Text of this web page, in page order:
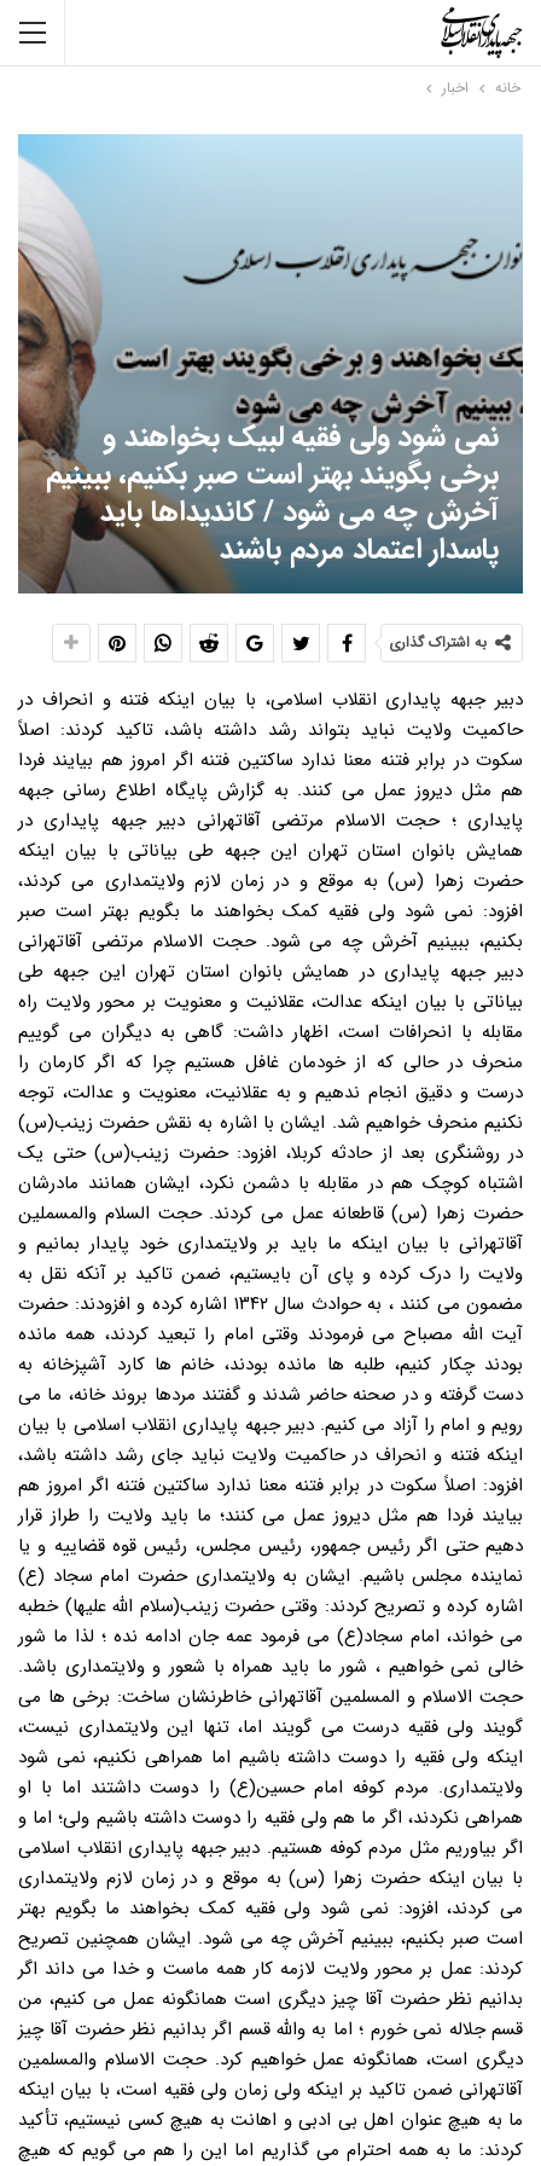
خانه اخبار
نمی شود ولی فقیه لبیک بخواهند و
برخی بگویند بهتر است صبر بکنیم، ببینیم
آخرش چه می شود / کاندیداها باید
پاسدار اعتماد مردم باشند
به اشتراک گذاری
دبیر جبهه پایداری انقلاب اسلامی، با بیان اینکه فتنه و انحراف در
حاکمیت ولایت نباید بتواند رشد داشته باشد، تاکید کردند: اصلاً
سکوت در برابر فتنه معنا ندارد ساکتین فتنه اگر امروز هم بیایند فردا
هم مثل دیروز عمل می کنند. به گزارش پایگاه اطلاع رسانی جبهه
پایداری ؛ حجت الاسلام مرتضی آقاتهرانی دبیر جبهه پایداری در
همایش بانوان استان تهران این جبهه طی بیاناتی با بیان اینکه
حضرت زهرا (س) به موقع و در زمان لازم ولایتمداری می کردند،
افزود: نمی شود ولی فقیه کمک بخواهند ما بگویم بهتر است صبر
بکنیم، ببینیم آخرش چه می شود. حجت الاسلام مرتضی آقاتهرانی
دبیر جبهه پایداری در همایش بانوان استان تهران این جبهه طی
بیاناتی با بیان اینکه عدالت، عقلانیت و معنویت بر محور ولایت راه
مقابله با انحرافات است، اظهار داشت: گاهی به دیگران می گوییم
منحرف در حالی که از خودمان غافل هستیم چرا که اگر کارمان را
درست و دقیق انجام ندهیم و به عقلانیت، معنویت و عدالت، توجه
نکنیم منحرف خواهیم شد. ایشان با اشاره به نقش حضرت زینب(س)
در روشنگری بعد از حادثه کربلا، افزود: حضرت زینب(س) حتی یک
اشتباه کوچک هم در مقابله با دشمن نکرد، ایشان همانند مادرشان
حضرت زهرا (س) قاطعانه عمل می کردند. حجت السلام والمسملین
آقاتهرانی با بیان اینکه ما باید بر ولایتمداری خود پایدار بمانیم و
ولایت را درک کرده و پای آن بایستیم، ضمن تاکید بر آنکه نقل به
مضمون می کنند ، به حوادث سال ۱۳۴۲ اشاره کرده و افزودند: حضرت
آیت الله مصباح می فرمودند وقتی امام را تبعید کردند، همه مانده
بودند چکار کنیم، طلبه ها مانده بودند، خانم ها کارد آشپزخانه به
دست گرفته و در صحنه حاضر شدند و گفتند مردها بروند خانه، ما می
رویم و امام را آزاد می کنیم. دبیر جبهه پایداری انقلاب اسلامی با بیان
اینکه فتنه و انحراف در حاکمیت ولایت نباید جای رشد داشته باشد،
افزود: اصلاً سکوت در برابر فتنه معنا ندارد ساکتین فتنه اگر امروز هم
بیایند فردا هم مثل دیروز عمل می کنند؛ ما باید ولایت را طراز قرار
دهیم حتی اگر رئیس جمهور، رئیس مجلس، رئیس قوه قضاییه و یا
نماینده مجلس باشیم. ایشان به ولایتمداری حضرت امام سجاد (ع)
اشاره کرده و تصریح کردند: وقتی حضرت زینب(سلام الله علیها) خطبه
می خواند، امام سجاد(ع) می فرمود عمه جان ادامه نده ؛ لذا ما شور
خالی نمی خواهیم ، شور ما باید همراه با شعور و ولایتمداری باشد.
حجت الاسلام و المسلمین آقاتهرانی خاطرنشان ساخت: برخی ها می
گویند ولی فقیه درست می گویند اما، تنها این ولایتمداری نیست،
اینکه ولی فقیه را دوست داشته باشیم اما همراهی نکنیم، نمی شود
ولایتمداری. مردم کوفه امام حسین(ع) را دوست داشتند اما با او
همراهی نکردند، اگر ما هم ولی فقیه را دوست داشته باشیم ولی؛ اما و
اگر بیاوریم مثل مردم کوفه هستیم. دبیر جبهه پایداری انقلاب اسلامی
با بیان اینکه حضرت زهرا (س) به موقع و در زمان لازم ولایتمداری
می کردند، افزود: نمی شود ولی فقیه کمک بخواهند ما بگویم بهتر
است صبر بکنیم، ببینیم آخرش چه می شود. ایشان همچنین تصریح
کردند: عمل بر محور ولایت لازمه کار همه ماست و خدا می داند اگر
بدانیم نظر حضرت آقا چیز دیگری است همانگونه عمل می کنیم، من
قسم جلاله نمی خورم ؛ اما به والله قسم اگر بدانیم نظر حضرت آقا چیز
دیگری است، همانگونه عمل خواهیم کرد. حجت الاسلام والمسلمین
آقاتهرانی ضمن تاکید بر اینکه ولی زمان ولی فقیه است، با بیان اینکه
ما به هیچ عنوان اهل بی ادبی و اهانت به هیچ کسی نیستیم، تأکید
کردند: ما به همه احترام می گذاریم اما این را هم می گویم که هیچ